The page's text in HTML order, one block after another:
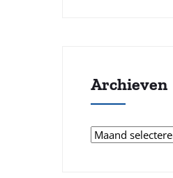
Archieven
Archieven